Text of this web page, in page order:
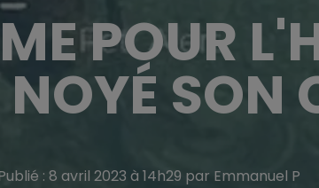
POUR
SON
: 8 avril 2023 à 14h29 par Emmanuel P